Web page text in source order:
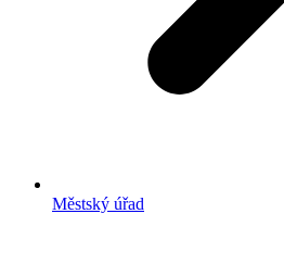
Městský úřad